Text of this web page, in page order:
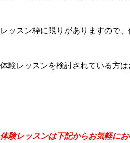
レッスン枠に限りがありますので
体験レッスンを検討されている方
体験レッスンは下記からお気軽にお